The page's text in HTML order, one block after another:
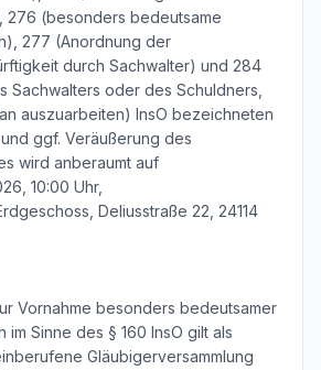
276 (besonders bedeutsame
277 (Anordnung der
durch Sachwalter) und 284
Sachwalters oder des Schuldners,
auszuarbeiten) InsO bezeichneten
ggf. Veräußerung des
wird anberaumt auf
10:00 Uhr,
Deliusstraße 22, 24114
Vornahme besonders bedeutsamer
im Sinne des § 160 InsO gilt als
Gläubigerversammlung